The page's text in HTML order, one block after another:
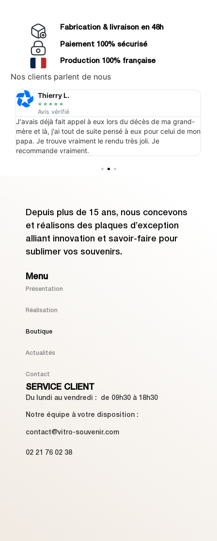
Fabrication & livraison en 48h
Paiement 100% sécurisé
Production 100% française
Nos clients parlent de nous
Thierry L.
★ ★ ★ ★ ★
Avis vérifié
J'avais déjà fait appel à eux lors du décès de ma grand-
mère et là, j'ai tout de suite pensé à eux pour celui de mon
papa. Je trouve vraiment le rendu très joli. Je
recommande vraiment.
Depuis plus de 15 ans, nous concevons
et réalisons des plaques d’exception
alliant innovation et savoir-faire pour
sublimer vos souvenirs.
Menu
Présentation
Réalisation
Boutique
Actualités
Contact
SERVICE CLIENT
Du lundi au vendredi : de 09h30 à 18h30
Notre équipe à votre disposition :
contact@vitro-souvenir.com
02 21 76 02 38